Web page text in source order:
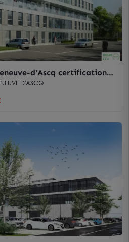
d'Ascq certification
D'ASCQ